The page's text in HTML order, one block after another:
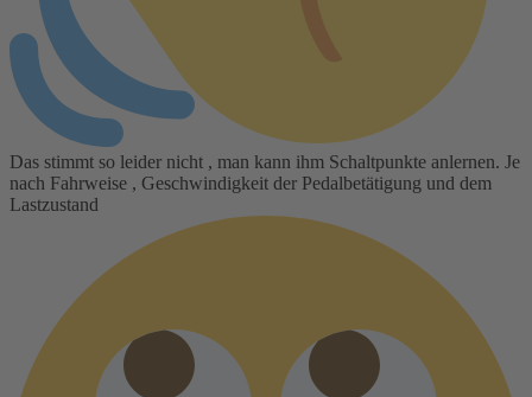
Das stimmt so leider nicht , man kann ihm Schaltpunkte anlernen. Je
nach Fahrweise , Geschwindigkeit der Pedalbetätigung und dem
Lastzustand